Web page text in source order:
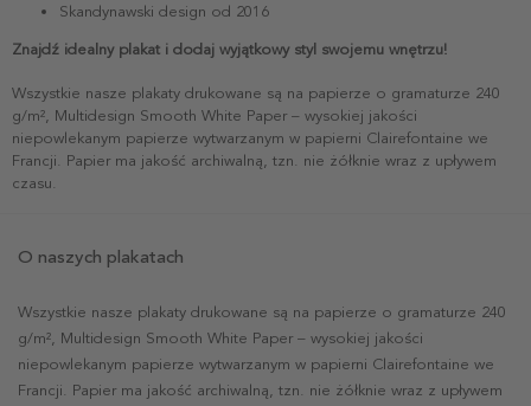
Skandynawski design od 2016
Znajdź idealny plakat i dodaj wyjątkowy styl swojemu wnętrzu!
Wszystkie nasze plakaty drukowane są na papierze o gramaturze 240
g/m², Multidesign Smooth White Paper – wysokiej jakości
niepowlekanym papierze wytwarzanym w papierni Clairefontaine we
Francji. Papier ma jakość archiwalną, tzn. nie żółknie wraz z upływem
czasu.
O naszych plakatach
Wszystkie nasze plakaty drukowane są na papierze o gramaturze 240
g/m², Multidesign Smooth White Paper – wysokiej jakości
niepowlekanym papierze wytwarzanym w papierni Clairefontaine we
Francji. Papier ma jakość archiwalną, tzn. nie żółknie wraz z upływem